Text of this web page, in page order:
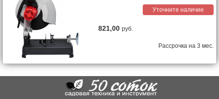
Уточните наличие
821,00руб.
Рассрочка на 3 мес.